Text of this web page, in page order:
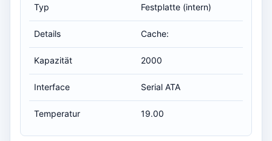
Typ Festplatte (intern)
Details Cache:
Kapazität 2000
Interface Serial ATA
Temperatur 19.00